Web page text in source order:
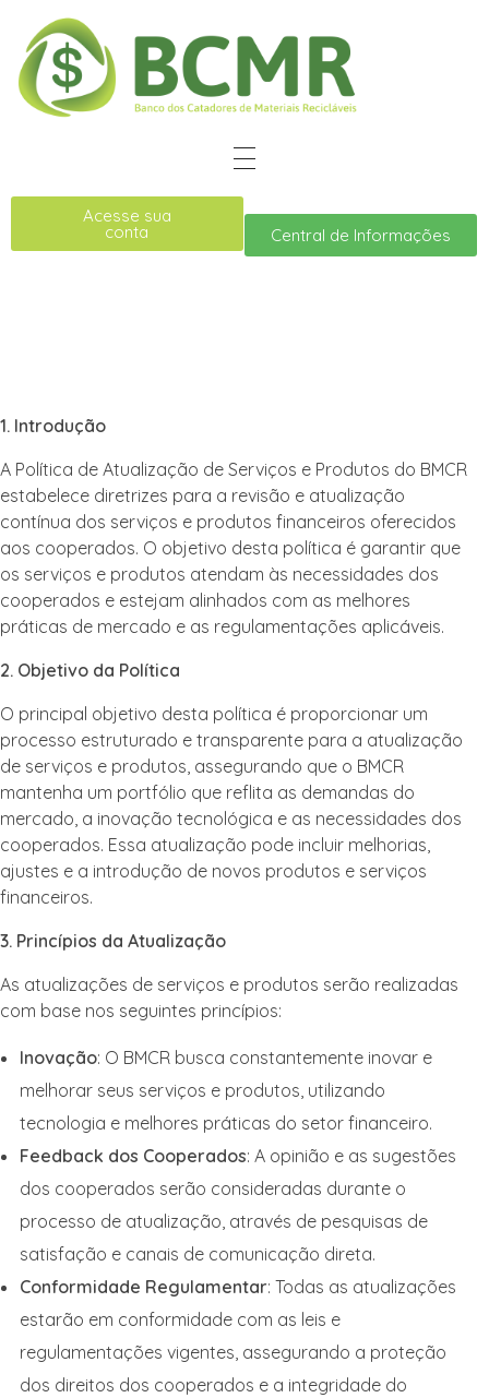
Acesse sua
conta Central de Informações
1. Introdução
A Política de Atualização de Serviços e Produtos do BMCR
estabelece diretrizes para a revisão e atualização
contínua dos serviços e produtos financeiros oferecidos
aos cooperados. O objetivo desta política é garantir que
os serviços e produtos atendam às necessidades dos
cooperados e estejam alinhados com as melhores
práticas de mercado e as regulamentações aplicáveis.
2. Objetivo da Política
O principal objetivo desta política é proporcionar um
processo estruturado e transparente para a atualização
de serviços e produtos, assegurando que o BMCR
mantenha um portfólio que reflita as demandas do
mercado, a inovação tecnológica e as necessidades dos
cooperados. Essa atualização pode incluir melhorias,
ajustes e a introdução de novos produtos e serviços
financeiros.
3. Princípios da Atualização
As atualizações de serviços e produtos serão realizadas
com base nos seguintes princípios:
Inovação: O BMCR busca constantemente inovar e
melhorar seus serviços e produtos, utilizando
tecnologia e melhores práticas do setor financeiro.
Feedback dos Cooperados: A opinião e as sugestões
dos cooperados serão consideradas durante o
processo de atualização, através de pesquisas de
satisfação e canais de comunicação direta.
Conformidade Regulamentar: Todas as atualizações
estarão em conformidade com as leis e
regulamentações vigentes, assegurando a proteção
dos direitos dos cooperados e a integridade do